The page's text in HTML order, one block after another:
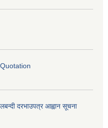
दरभाउपत्र आह्वान सूचना